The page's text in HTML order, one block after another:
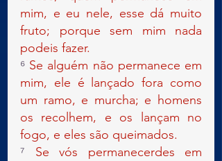
mim, e eu nele, esse dá muito
fruto; porque sem mim nada
podeis fazer.
⁶ Se alguém não permanece em
mim, ele é lançado fora como
um ramo, e murcha; e homens
os recolhem, e os lançam no
fogo, e eles são queimados.
⁷ Se vós permanecerdes em